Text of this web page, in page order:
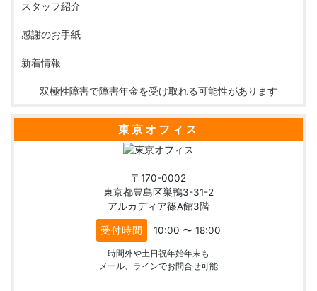
スタッフ紹介
感謝のお手紙
新着情報
双極性障害で障害年金を受け取れる可能性があります
東京オフィス
〒170-0002
東京都豊島区巣鴨3-31-2
アルカディア篠A館3階
受付時間 10:00 〜 18:00
時間外や土日祝年始年末も
メール、ラインでお問合せ可能